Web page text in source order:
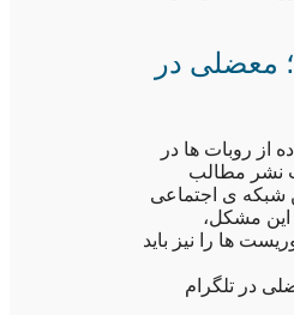
معضلی در
از روبات ها در
نشر مطالب
شبکه ی اجتماعی
مشکل،
ها را نیز باید
در تلگرام